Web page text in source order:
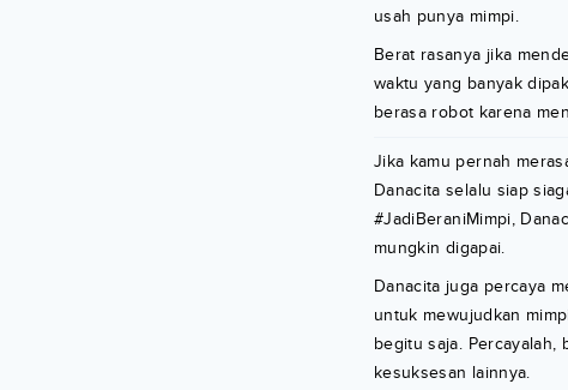
usah punya mimpi.
Berat rasanya jika
waktu yang banyak
berasa robot karena
Jika kamu pernah
Danacita selalu siap
#JadiBeraniMimpi,
mungkin digapai.
Danacita juga percaya
untuk mewujudkan
begitu saja. Percayalah,
kesuksesan lainnya.